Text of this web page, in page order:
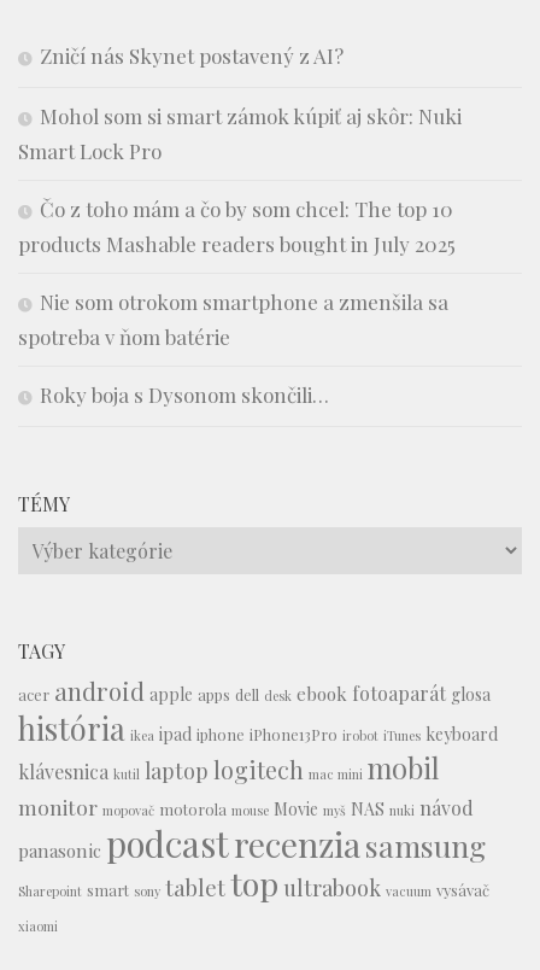
Zničí nás Skynet postavený z AI?
Mohol som si smart zámok kúpiť aj skôr: Nuki
Smart Lock Pro
Čo z toho mám a čo by som chcel: The top 10
products Mashable readers bought in July 2025
Nie som otrokom smartphone a zmenšila sa
spotreba v ňom batérie
Roky boja s Dysonom skončili…
TÉMY
Témy
TAGY
acer android apple apps dell desk ebook fotoaparát glosa
história ikea ipad iphone iPhone13Pro irobot iTunes keyboard
klávesnica kutil laptop logitech mac mini mobil
monitor mopovač motorola mouse Movie myš NAS nuki návod
panasonic podcastrecenziasamsung
Sharepoint smart sony tablettop ultrabook vacuum vysávač
xiaomi